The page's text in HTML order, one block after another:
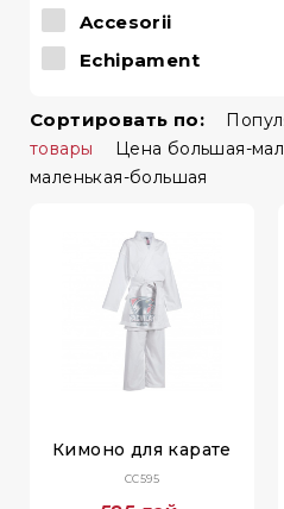
Accesorii
Echipament
Сортировать по:
товары
Цена большая-
маленькая-большая
Кимоно для карате
СС595